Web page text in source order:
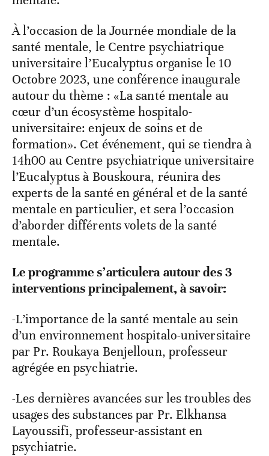
À l’occasion de la Journée mondiale de la
santé mentale, le Centre psychiatrique
universitaire l’Eucalyptus organise le 10
Octobre 2023, une conférence inaugurale
autour du thème : «La santé mentale au
cœur d’un écosystème hospitalo-
universitaire: enjeux de soins et de
formation». Cet événement, qui se tiendra à
14h00 au Centre psychiatrique universitaire
l’Eucalyptus à Bouskoura, réunira des
experts de la santé en général et de la santé
mentale en particulier, et sera l’occasion
d’aborder différents volets de la santé
mentale.
Le programme s’articulera autour des 3
interventions principalement, à savoir:
-L’importance de la santé mentale au sein
d’un environnement hospitalo-universitaire
par Pr. Roukaya Benjelloun, professeur
agrégée en psychiatrie.
-Les dernières avancées sur les troubles des
usages des substances par Pr. Elkhansa
Layoussifi, professeur-assistant en
psychiatrie.